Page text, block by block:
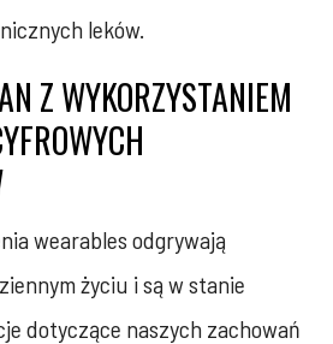
leków.
Z WYKORZYSTANIEM
wearables odgrywają
życiu i są w stanie
dotyczące naszych zachowań